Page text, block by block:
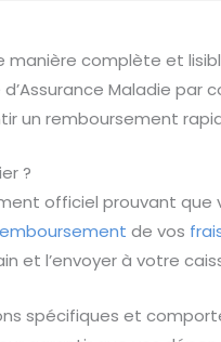
manière complète et
Maladie par
un remboursement
?
officiel prouvant que
de vos
et l’envoyer à votre
spécifiques et